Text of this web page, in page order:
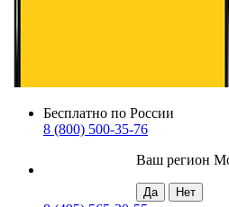
Бесплатно по России
8 (800) 500-35-76
Ваш регион